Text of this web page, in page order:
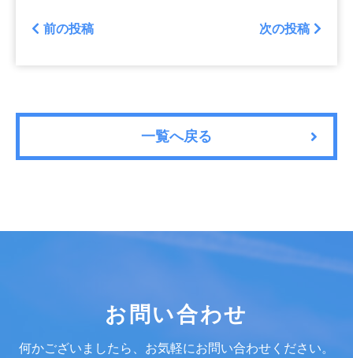
前の投稿 次の投稿
一覧へ戻る
お問い合わせ
何かございましたら、お気軽にお問い合わせください。